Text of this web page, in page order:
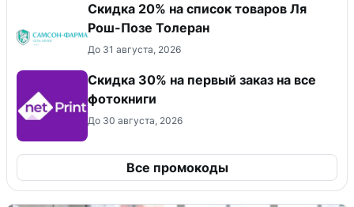
Скидка 20% на список товаров Ля
Рош-Позе Толеран
До 31 августа, 2026
Cкидка 30% на первый заказ на все
фотокниги
До 30 августа, 2026
Все промокоды